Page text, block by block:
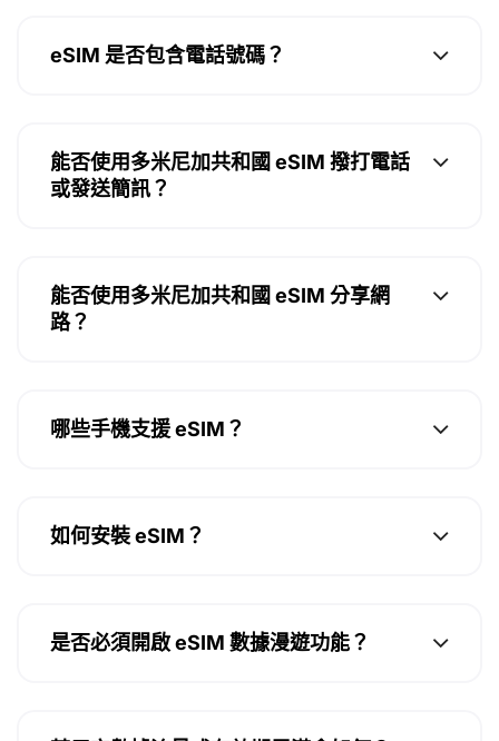
eSIM 是否包含電話號碼？
能否使用多米尼加共和國 eSIM 撥打電話
或發送簡訊？
能否使用多米尼加共和國 eSIM 分享網
路？
哪些手機支援 eSIM？
如何安裝 eSIM？
是否必須開啟 eSIM 數據漫遊功能？